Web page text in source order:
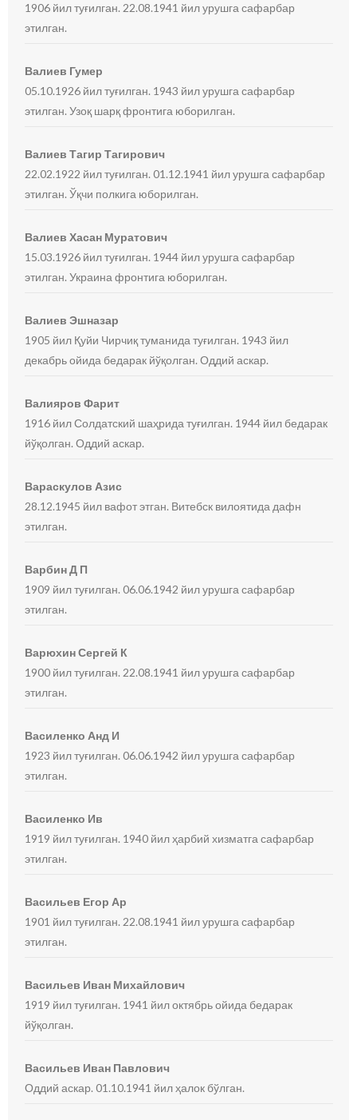
1906 йил туғилган. 22.08.1941 йил урушга сафарбар
этилган.
Валиев Гумер
05.10.1926 йил туғилган. 1943 йил урушга сафарбар
этилган. Узоқ шарқ фронтига юборилган.
Валиев Тагир Тагирович
22.02.1922 йил туғилган. 01.12.1941 йил урушга сафарбар
этилган. Ўқчи полкига юборилган.
Валиев Хасан Муратович
15.03.1926 йил туғилган. 1944 йил урушга сафарбар
этилган. Украина фронтига юборилган.
Валиев Эшназар
1905 йил Қуйи Чирчиқ туманида туғилган. 1943 йил
декабрь ойида бедарак йўқолган. Оддий аскар.
Валияров Фарит
1916 йил Солдатский шаҳрида туғилган. 1944 йил бедарак
йўқолган. Оддий аскар.
Вараскулов Азис
28.12.1945 йил вафот этган. Витебск вилоятида дафн
этилган.
Варбин Д П
1909 йил туғилган. 06.06.1942 йил урушга сафарбар
этилган.
Варюхин Сергей К
1900 йил туғилган. 22.08.1941 йил урушга сафарбар
этилган.
Василенко Анд И
1923 йил туғилган. 06.06.1942 йил урушга сафарбар
этилган.
Василенко Ив
1919 йил туғилган. 1940 йил ҳарбий хизматга сафарбар
этилган.
Васильев Егор Ар
1901 йил туғилган. 22.08.1941 йил урушга сафарбар
этилган.
Васильев Иван Михайлович
1919 йил туғилган. 1941 йил октябрь ойида бедарак
йўқолган.
Васильев Иван Павлович
Оддий аскар. 01.10.1941 йил ҳалок бўлган.